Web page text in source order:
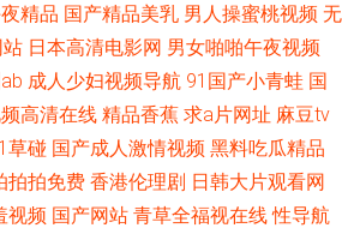
美老女人 午夜影院黄色 成人喷水www 美女操
毒在线 91资源网址 成人中文字幕一区 人妖ts在
不卡一区 91美网站 久久在6国 國內精品區在綫
精品 国产精品美乳 男人操蜜桃视频 无
日本高清电影网 男女啪啪午夜视频
成人少妇视频导航 91国产小青蛙 国
高清在线 精品香蕉 求a片网址 麻豆tv
草碰 国产成人激情视频 黑料吃瓜精品
拍拍免费 香港伦理剧 日韩大片观看网
视频 国产网站 青草全福视在线 性导航